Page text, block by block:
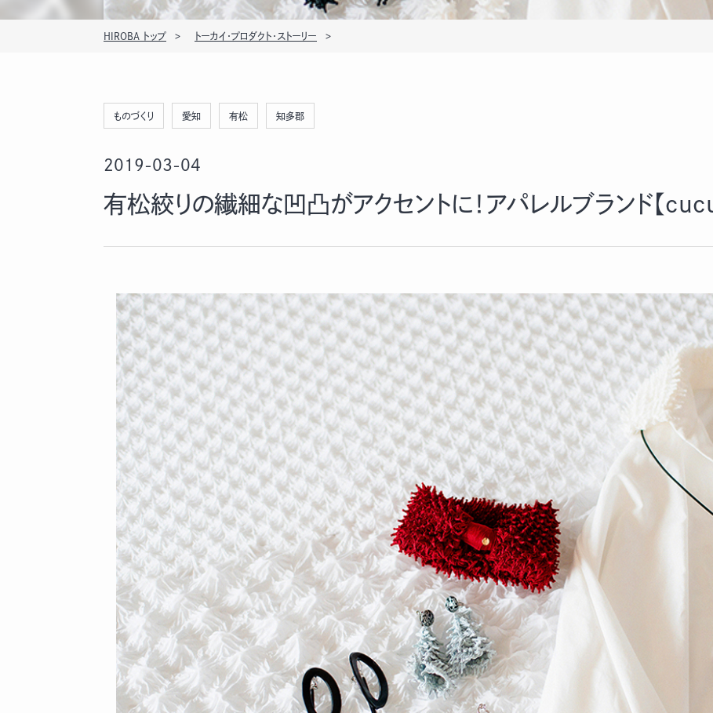
HIROBA トップ トーカイ・プロダクト・ストーリー
ものづくり 愛知 有松 知多郡
2019-03-04
有松絞りの繊細な凹凸がアクセントに！アパレルブランド【